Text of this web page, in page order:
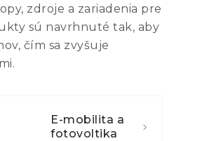
zdroje a zariadenia pre
sú navrhnuté tak, aby
čím sa zvyšuje
E-mobilita a
fotovoltika